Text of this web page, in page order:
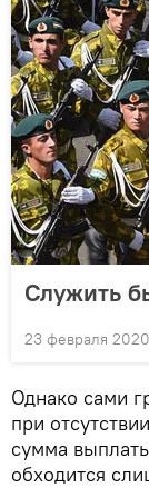
Служить
23 февраля
Однако сами
при
сумма
обходится